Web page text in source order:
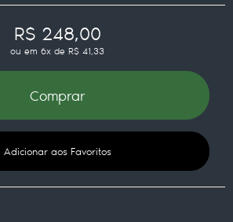
R$ 248,00
ou em 6x de R$ 41,33
Comprar
Adicionar aos Favoritos